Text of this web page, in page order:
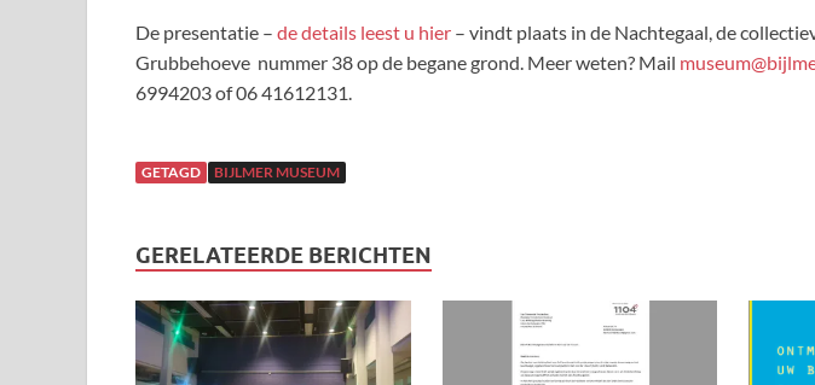
De presentatie – de details leest u hier – vindt plaats in de Nachtegaal, de
Grubbehoeve nummer 38 op de begane grond. Meer weten? Mail
6994203 of 06 41612131.
GETAGD BIJLMER MUSEUM
GERELATEERDE BERICHTEN